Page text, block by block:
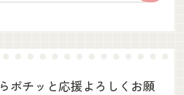
ポチッと応援よろしくお願